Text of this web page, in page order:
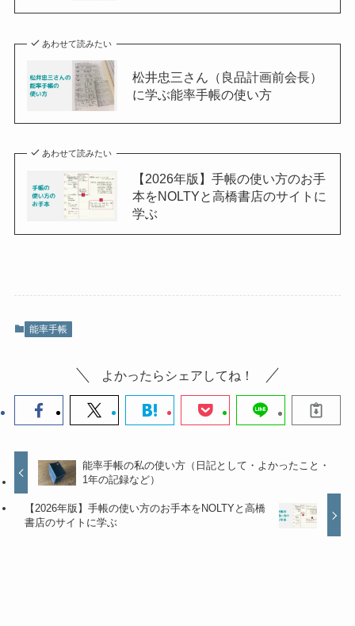
あわせて読みたい
松井忠三さん（良品計画前会長）
に学ぶ能率手帳の使い方
あわせて読みたい
【2026年版】手帳の使い方のお手
本をNOLTYと高橋書店のサイトに
学ぶ
能率手帳
よかったらシェアしてね！
能率手帳の私の使い方（日記として・よかったこと・
1年の記録など）
【2026年版】手帳の使い方のお手本をNOLTYと高橋
書店のサイトに学ぶ